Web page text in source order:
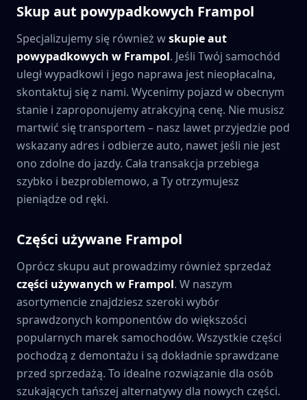
Skup aut powypadkowych Frampol
Specjalizujemy się również wskupie aut
powypadkowych w Frampol. Jeśli Twój samochód
uległ wypadkowi i jego naprawa jest nieopłacalna,
skontaktuj się z nami. Wycenimy pojazd w obecnym
stanie i zaproponujemy atrakcyjną cenę. Nie musisz
martwić się transportem – nasz lawet przyjedzie pod
wskazany adres i odbierze auto, nawet jeśli nie jest
ono zdolne do jazdy. Cała transakcja przebiega
szybko i bezproblemowo, a Ty otrzymujesz
pieniądze od ręki.
Części używane Frampol
Oprócz skupu aut prowadzimy również sprzedaż
części używanych w Frampol. W naszym
asortymencie znajdziesz szeroki wybór
sprawdzonych komponentów do większości
popularnych marek samochodów. Wszystkie części
pochodzą z demontażu i są dokładnie sprawdzane
przed sprzedażą. To idealne rozwiązanie dla osób
szukających tańszej alternatywy dla nowych części.